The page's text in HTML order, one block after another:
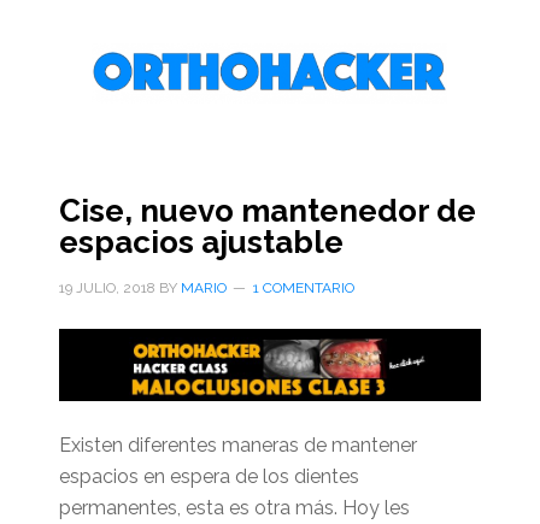
Cise, nuevo mantenedor de
espacios ajustable
19 JULIO, 2018 BY MARIO 1 COMENTARIO
Existen diferentes maneras de mantener
espacios en espera de los dientes
permanentes, esta es otra más. Hoy les